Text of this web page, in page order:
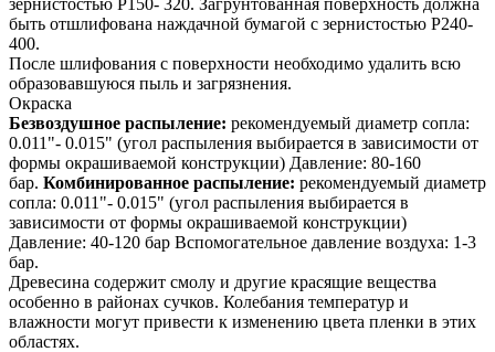
быть отшлифована наждачной бумагой с зернистостью P240-
400.
После шлифования с поверхности необходимо удалить всю
образовавшуюся пыль и загрязнения.
Окраска
Безвоздушное распыление: рекомендуемый диаметр сопла:
0.011"- 0.015" (угол распыления выбирается в зависимости от
формы окрашиваемой конструкции) Давление: 80-160
бар. Комбинированное распыление: рекомендуемый диаметр
сопла: 0.011"- 0.015" (угол распыления выбирается в
зависимости от формы окрашиваемой конструкции)
Давление: 40-120 бар Вспомогательное давление воздуха: 1-3
бар.
Древесина содержит смолу и другие красящие вещества
особенно в районах сучков. Колебания температур и
влажности могут привести к изменению цвета пленки в этих
областях.